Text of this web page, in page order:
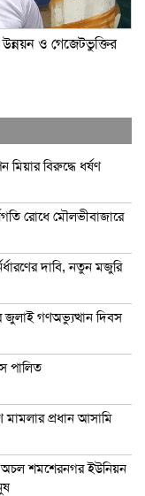
ও গেজেটভুক্তির
মিয়ার বিরুদ্ধে ধর্ষণ
রোধে মৌলভীবাজারে
দাবি, নতুন মজুরি
গণঅভ্যুত্থান দিবস
পালিত
মামলার প্রধান আসামি
অচল শমশেরনগর ইউনিয়ন